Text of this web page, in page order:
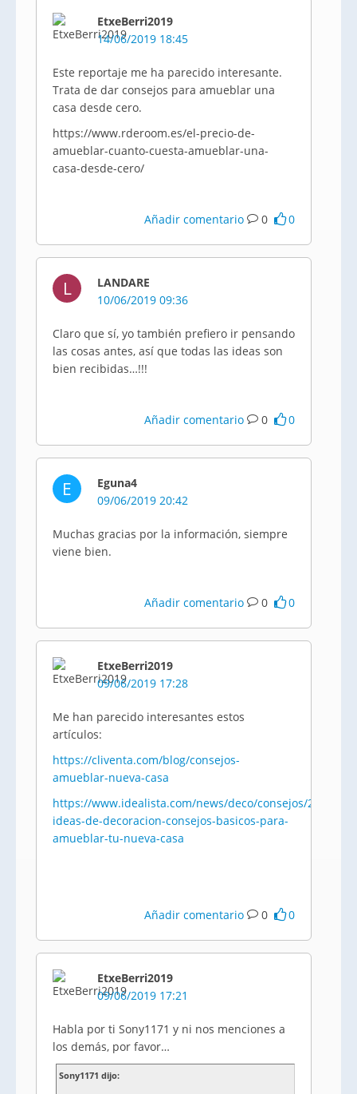
EtxeBerri2019
14/06/2019 18:45
Este reportaje me ha parecido interesante.
Trata de dar consejos para amueblar una
casa desde cero.
https://www.rderoom.es/el-precio-de-
amueblar-cuanto-cuesta-amueblar-una-
casa-desde-cero/
Añadir comentario 0 0
L
LANDARE
10/06/2019 09:36
Claro que sí, yo también prefiero ir pensando
las cosas antes, así que todas las ideas son
bien recibidas…!!!
Añadir comentario 0 0
E
Eguna4
09/06/2019 20:42
Muchas gracias por la información, siempre
viene bien.
Añadir comentario 0 0
EtxeBerri2019
09/06/2019 17:28
Me han parecido interesantes estos
artículos:
https://cliventa.com/blog/consejos-
amueblar-nueva-casa
https://www.idealista.com/news/deco/consejos/2018/06/
ideas-de-decoracion-consejos-basicos-para-
amueblar-tu-nueva-casa
Añadir comentario 0 0
EtxeBerri2019
09/06/2019 17:21
Habla por ti Sony1171 y ni nos menciones a
los demás, por favor…
Sony1171 dijo: